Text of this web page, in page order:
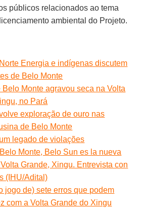
públicos relacionados ao tema
ambiental do Projeto.
Energia e indígenas discutem
de Belo Monte
Belo Monte agravou seca na Volta
no Pará
exploração de ouro nas
de Belo Monte
legado de violações
Monte, Belo Sun es la nueva
Grande, Xingu. Entrevista con
(IHU/Adital)
jogo de) sete erros que podem
com a Volta Grande do Xingu